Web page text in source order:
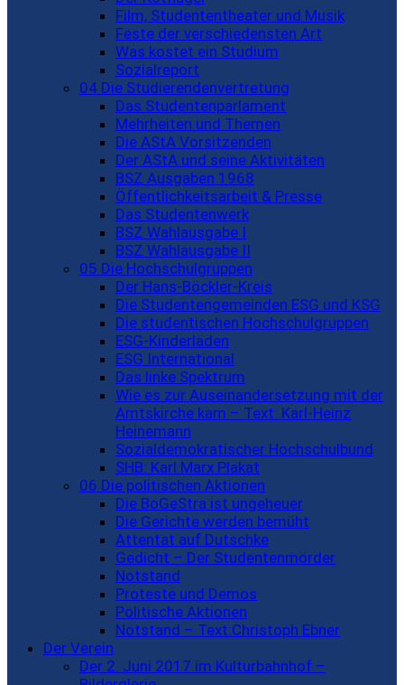
Film, Studententheater und Musik
Feste der verschiedensten Art
Was kostet ein Studium
Sozialreport
04 Die Studierendenvertretung
Das Studentenparlament
Mehrheiten und Themen
Die AStA Vorsitzenden
Der AStA und seine Aktivitäten
BSZ Ausgaben 1968
Öffentlichkeitsarbeit & Presse
Das Studentenwerk
BSZ Wahlausgabe I
BSZ Wahlausgabe II
05 Die Hochschulgruppen
Der Hans-Böckler-Kreis
Die Studentengemeinden ESG und KSG
Die studentischen Hochschulgruppen
ESG-Kinderläden
ESG International
Das linke Spektrum
Wie es zur Auseinandersetzung mit der
Amtskirche kam – Text: Karl-Heinz
Heinemann
Sozialdemokratischer Hochschulbund
SHB: Karl Marx Plakat
06 Die politischen Aktionen
Die BoGeStra ist ungeheuer
Die Gerichte werden bemüht
Attentat auf Dutschke
Gedicht – Der Studentenmörder
Notstand
Proteste und Demos
Politische Aktionen
Notstand – Text:Christoph Ebner
Der Verein
Der 2. Juni 2017 im Kulturbahnhof –